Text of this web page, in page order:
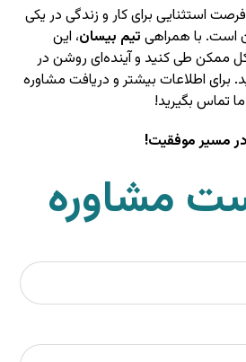
استثنایی برای کار و زندگی در یکی
است. با همراهی تیم بیسان، این
ممکن طی کنید و آینده‌ای روشن در
برای اطلاعات بیشتر و دریافت مشاوره
تماس بگیرید!
مسیر موفقیت!
مشاوره